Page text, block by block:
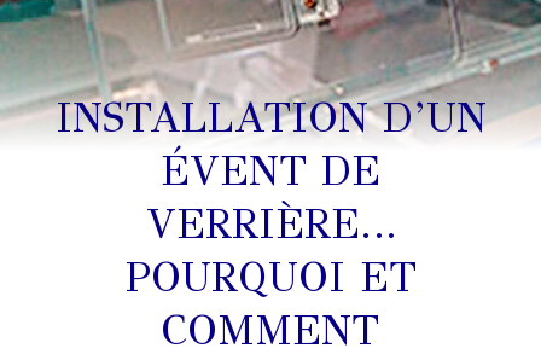
INSTALLATION D’UN
ÉVENT DE
VERRIÈRE…
POURQUOI ET
COMMENT